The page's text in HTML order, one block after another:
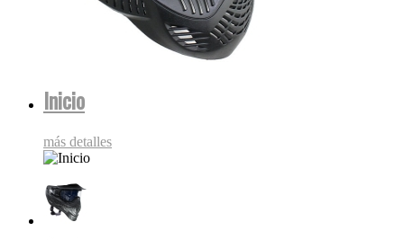
Inicio
más detalles